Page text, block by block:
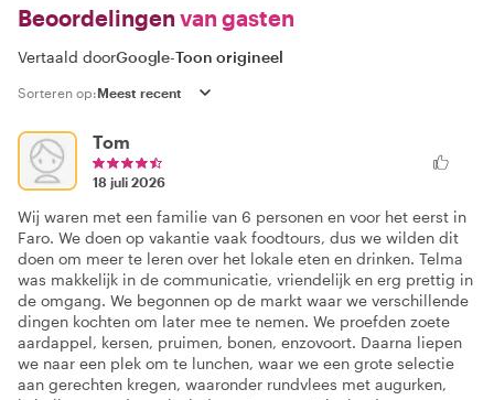
Beoordelingen van gasten
Vertaald doorGoogle-Toon origineel
Sorteren op:
Tom
18 juli 2026
Wij waren met een familie van 6 personen en voor het eerst in
Faro. We doen op vakantie vaak foodtours, dus we wilden dit
doen om meer te leren over het lokale eten en drinken. Telma
was makkelijk in de communicatie, vriendelijk en erg prettig in
de omgang. We begonnen op de markt waar we verschillende
dingen kochten om later mee te nemen. We proefden zoete
aardappel, kersen, pruimen, bonen, enzovoort. Daarna liepen
we naar een plek om te lunchen, waar we een grote selectie
aan gerechten kregen, waaronder rundvlees met augurken,